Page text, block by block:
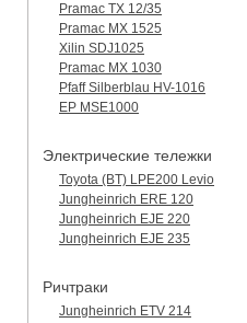
Pramac TX 12/35
Pramac MX 1525
Xilin SDJ1025
Pramac MX 1030
Pfaff Silberblau HV-1016
EP MSE1000
Электрические тележки
Toyota (BT) LPE200 Levio
Jungheinrich ERE 120
Jungheinrich EJE 220
Jungheinrich EJE 235
Ричтраки
Jungheinrich ETV 214